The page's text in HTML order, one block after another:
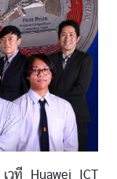
วที Huawei ICT